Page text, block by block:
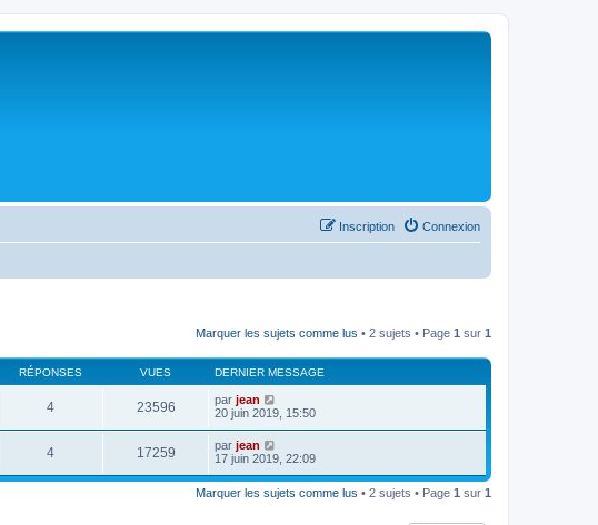
Connexion
Inscription
Marquer les sujets comme lus • 2 sujets • Page 1 sur 1
RÉPONSES VUES DERNIER MESSAGE
4 23596 par jean
20 juin 2019, 15:50
4 17259 par jean
17 juin 2019, 22:09
Marquer les sujets comme lus • 2 sujets • Page 1 sur 1